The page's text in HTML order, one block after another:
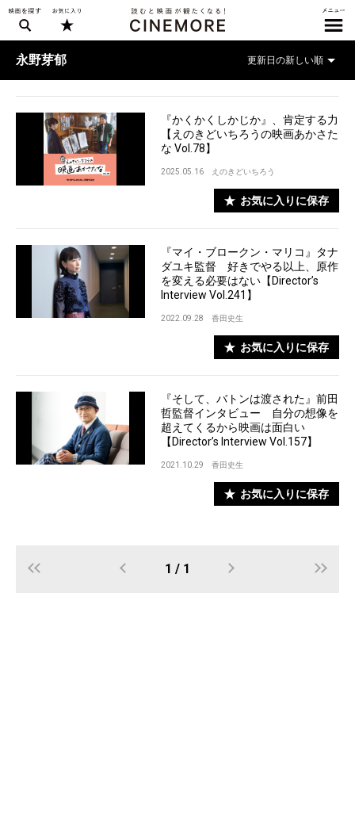
永野芽郁
『かくかくしかじか』、肯定する力
【えのきどいちろうの映画あかさた
な Vol.78】
2025.05.16 えのきどいちろう
お気に入りに保存
『マイ・ブロークン・マリコ』タナ
ダユキ監督 好きでやる以上、原作
を変える必要はない【Director’s
Interview Vol.241】
2022.09.28 香田史生
お気に入りに保存
『そして、バトンは渡された』前田
哲監督インタビュー 自分の想像を
超えてくるから映画は面白い
【Director’s Interview Vol.157】
2021.10.29 香田史生
お気に入りに保存
1 / 1